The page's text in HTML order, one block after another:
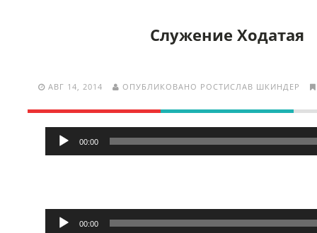
Служение Ходатая
АВГ 14, 2014 ОПУБЛИКОВАНО РОСТИСЛАВ ШКИНДЕР
Аудиоплеер
00:00
00:00